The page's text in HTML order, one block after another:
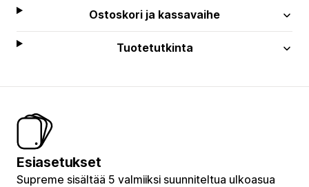
Ostoskori ja kassavaihe
Tuotetutkinta
Esiasetukset
Supreme sisältää 5 valmiiksi suunniteltua ulkoasua